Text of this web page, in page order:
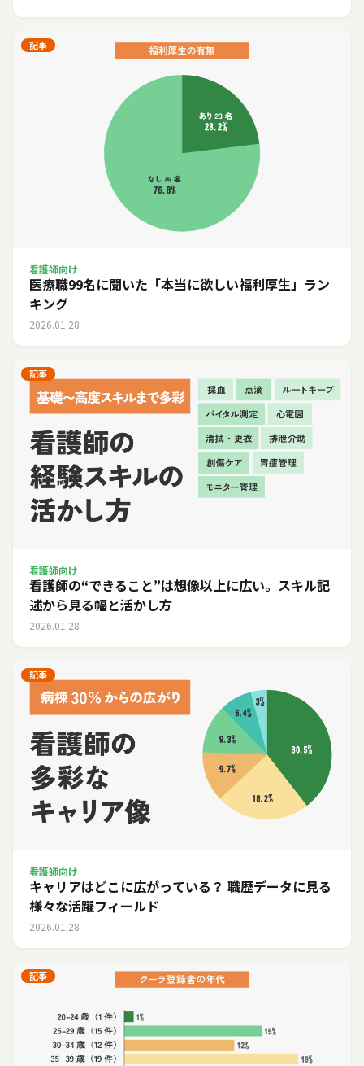
記事
看護師向け
医療職99名に聞いた「本当に欲しい福利厚生」ラン
キング
2026.01.28
記事
看護師向け
看護師の“できること”は想像以上に広い。スキル記
述から見る幅と活かし方
2026.01.28
記事
看護師向け
キャリアはどこに広がっている？ 職歴データに見る
様々な活躍フィールド
2026.01.28
記事